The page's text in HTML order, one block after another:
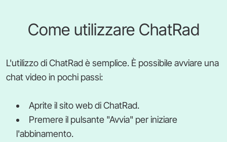
Come utilizzare ChatRad
L'utilizzo di ChatRad è semplice. È possibile avviare una
chat video in pochi passi:
Aprite il sito web di ChatRad.
Premere il pulsante "Avvia" per iniziare
l'abbinamento.